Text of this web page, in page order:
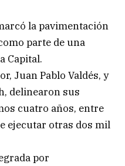
la pavimentación
parte de una
Capital.
Juan Pablo Valdés, y
delinearon sus
cuatro años, entre
ejecutar otras dos mil
por